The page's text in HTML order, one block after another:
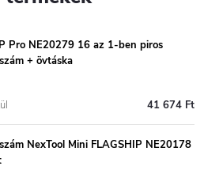
Pro NE20279 16 az 1-ben piros
+ övtáska
41 674 Ft
NexTool Mini FLAGSHIP NE20178